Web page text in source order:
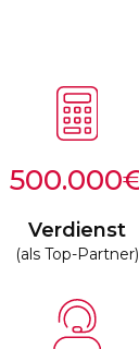
500.000
Verdienst
(als Top-Partner)